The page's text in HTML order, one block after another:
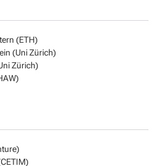
(ETH)
(Uni Zürich)
Zürich)